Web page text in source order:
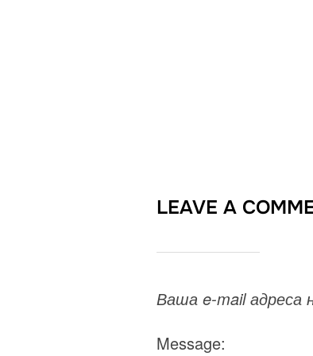
LEAVE A
Ваша e-mail адреса
Message: